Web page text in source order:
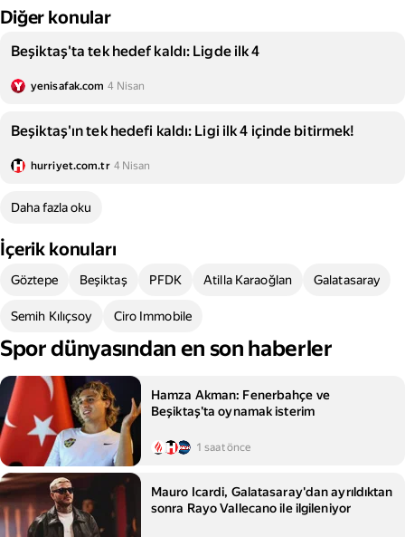
Diğer konular
Beşiktaş'ta tek hedef kaldı: Ligde ilk 4
yenisafak.com 4 Nisan
Beşiktaş'ın tek hedefi kaldı: Ligi ilk 4 içinde bitirmek!
hurriyet.com.tr 4 Nisan
Daha fazla oku
İçerik konuları
Göztepe Beşiktaş PFDK Atilla Karaoğlan Galatasaray
Semih Kılıçsoy Ciro Immobile
Spor dünyasından en son haberler
Hamza Akman: Fenerbahçe ve
Beşiktaş'ta oynamak isterim
1 saat önce
Mauro Icardi, Galatasaray'dan ayrıldıktan
sonra Rayo Vallecano ile ilgileniyor